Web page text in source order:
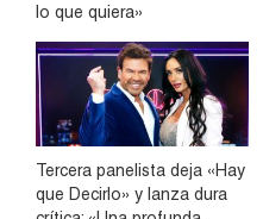
lo que quiera»
Tercera panelista deja «Hay
que Decirlo» y lanza dura